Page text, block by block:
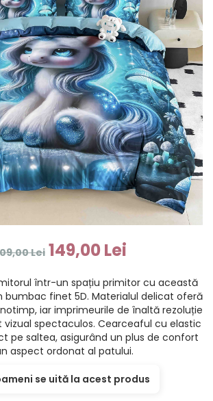
Lei 149,00 Lei
într-un spațiu primitor cu această
bumbac finet 5D. Materialul delicat oferă
iar imprimeurile de înaltă rezoluție
spectaculos. Cearceaful cu elastic
pe saltea, asigurând un plus de confort
aspect ordonat al patului.
se uită la acest produs